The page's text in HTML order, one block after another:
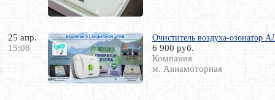
25 апр.
15:08
Очиститель воздуха-озонатор
6 900 руб.
Компания
м. Авиамоторная